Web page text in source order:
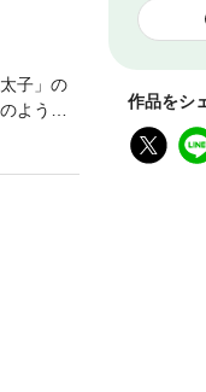
作品をシ
子」の
ような
贈る歴